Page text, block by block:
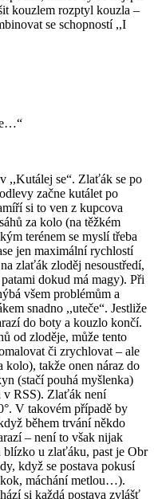
kouzlem rozptyl kouzla –
se schopností ,,I
,,Kutálej se“. Zlaťák se po
začne kutálet po
si to ven z kupcova
za kolo (na těžkém
terénem se myslí třeba
jen maximální rychlostí
zlaťák zloděj nesoustředí,
dokud má magy). Při
všem problémům a
snadno ,,uteče“. Jestliže
do boty a kouzlo končí.
od zloděje, může tento
či zrychlovat – ale
takže onen náraz do
(stačí pouhá myšlenka)
v RSS). Zlaťák není
V takovém případě by
během trvání někdo
– není to však nijak
blízko u zlaťáku, past je Obr
když se postava pokusí
máchání metlou…).
si každá postava zvlášť